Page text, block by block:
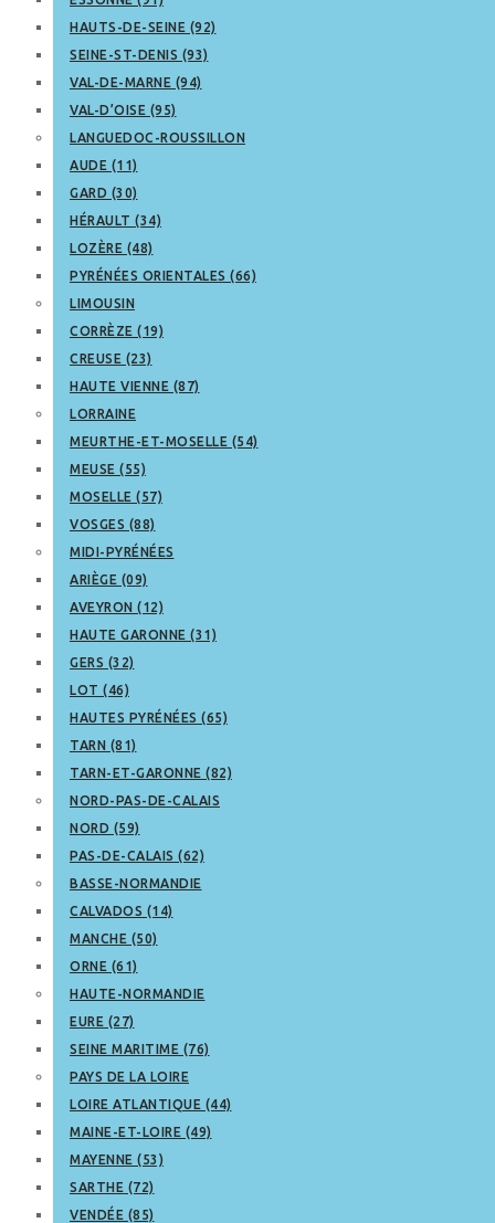
HAUTS-DE-SEINE (92)
SEINE-ST-DENIS (93)
VAL-DE-MARNE (94)
VAL-D’OISE (95)
LANGUEDOC-ROUSSILLON
AUDE (11)
GARD (30)
HÉRAULT (34)
LOZÈRE (48)
PYRÉNÉES ORIENTALES (66)
LIMOUSIN
CORRÈZE (19)
CREUSE (23)
HAUTE VIENNE (87)
LORRAINE
MEURTHE-ET-MOSELLE (54)
MEUSE (55)
MOSELLE (57)
VOSGES (88)
MIDI-PYRÉNÉES
ARIÈGE (09)
AVEYRON (12)
HAUTE GARONNE (31)
GERS (32)
LOT (46)
HAUTES PYRÉNÉES (65)
TARN (81)
TARN-ET-GARONNE (82)
NORD-PAS-DE-CALAIS
NORD (59)
PAS-DE-CALAIS (62)
BASSE-NORMANDIE
CALVADOS (14)
MANCHE (50)
ORNE (61)
HAUTE-NORMANDIE
EURE (27)
SEINE MARITIME (76)
PAYS DE LA LOIRE
LOIRE ATLANTIQUE (44)
MAINE-ET-LOIRE (49)
MAYENNE (53)
SARTHE (72)
VENDÉE (85)